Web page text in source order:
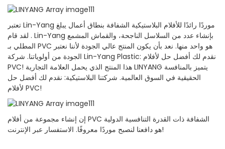
تعتبر Lin-Yang موردًا رائدًا للأفلام البلاستيكية الشفافة بنطاق أعمال يبلغ
. لقد قام Lin-Yang بإنشاء عدد من السلاسل الناجحة، والقماش المشمع
المطلي بـ PVC هو واحد منها. نعد بأن يكون المنتج عالي الجودة لأننا نعتبر
الجودة من أولوياتنا. شركة Lin-Yang Plastic: نقدم لك أفضل حل لأفلام
PVC! هذا المنتج الذي يحمل العلامة التجارية LINYANG يتميز بالمنافسة
الحقيقية في السوق العالمية. شركتنا البلاستيكية: نقدم لك أفضل حل
لأفلام PVC!
إن إنشاء مجموعة من أفلام PVC الشفافة ذات القدرة التنافسية الدولية
هو دافعنا لنصبح موردًا معروفًا. الاستفسار عبر الإنترنت!